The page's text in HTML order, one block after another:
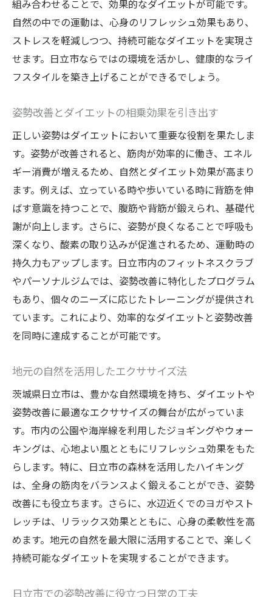
地域に特化したダイエットプランの魅力
姿勢改善がダイエットに与える影響とその重要
性
正しい姿勢がもたらす代謝アップの秘密
姿勢と心の健康の関係性
日立市で姿勢に関するサポートを受ける方
法
姿勢矯正がもたらすダイエット効果の向上
専門家が教える姿勢改善のステップ
日立市で健康的なライフスタイルを築くための
新習慣
地元の食材を活かしたダイエットレシピ
地域コミュニティを活用した健康促進
日常に取り入れるべきシンプルな運動法
日立市でのマインドフルネス実践法
健康を支える日立市での新しいルーチン
ダイエット効果を高める姿勢改善の秘訣とは
姿勢改善のための簡単エクササイズ
正しい姿勢が体重減少に与える影響
姿勢維持のための日常的な心がけ
専門家による姿勢矯正プログラムの紹介
効果的な姿勢改善をサポートするアイテム
姿勢改善の成功例から学ぶ秘訣
日立市のパーソナルジムで姿勢改善とダイエッ
トを両立させる
日立市のジムが提供する姿勢改善プログラ
組み合わせることで、効果的なダイエットが可能です。
自然の中での運動は、心身のリフレッシュ効果もあり、
ストレスを軽減しつつ、持続可能なダイエットを実現さ
せます。日立市ならではの環境を活かし、健康的なライ
フスタイルを築き上げることができるでしょう。
姿勢改善とダイエットの相乗効果を引き出す
正しい姿勢はダイエットにおいて重要な役割を果たしま
す。姿勢が改善されると、筋肉が効率的に働き、エネル
ギー消費が増えるため、自然とダイエット効果が高まり
ます。例えば、立っている時や歩いている時に背筋を伸
ばす意識を持つことで、腹筋や背筋が鍛えられ、基礎代
謝が向上します。さらに、姿勢が良くなることで呼吸も
深くなり、酸素の取り込みが促進されるため、運動時の
持久力もアップします。日立市内のフィットネスクラブ
やパーソナルジムでは、姿勢改善に特化したプログラム
もあり、個々のニーズに応じたトレーニングが提供され
ています。これにより、効率的なダイエットと姿勢改善
を同時に達成することが可能です。
地元の自然を活用したエクササイズ法
茨城県日立市は、豊かな自然環境を持ち、ダイエットや
姿勢改善に最適なエクササイズの舞台が広がっていま
す。市内の公園や海岸線を利用したジョギングやウォー
キングは、心地よい風とともにリフレッシュ効果をもた
らします。特に、日立市の森林を活用したハイキング
は、全身の筋肉をバランスよく鍛えることができ、姿勢
改善にも役立ちます。さらに、水辺近くでのヨガやスト
レッチは、リラックス効果とともに、心身の柔軟性を高
めます。地元の自然を最大限に活用することで、楽しく
持続可能なダイエットを実現することができます。
日立市での姿勢改善に役立つ日常の工夫